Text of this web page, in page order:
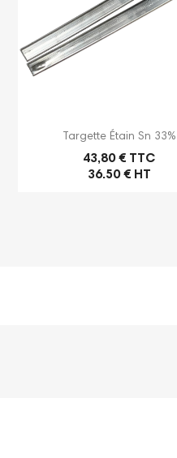
Aperçu rapide
Targette Étain Sn 33%
43,80 € TTC
36.50 € HT